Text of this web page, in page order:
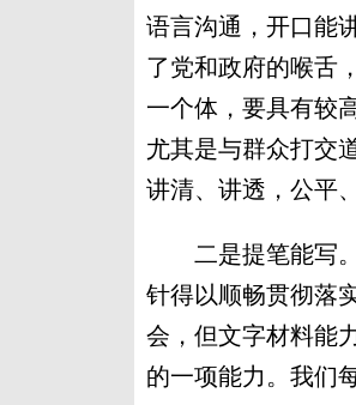
语言沟通，开口能
了党和政府的喉舌
一个体，要具有较
尤其是与群众打交
讲清、讲透，公平
二是提笔能写。“
针得以顺畅贯彻落
会，但文字材料能
的一项能力。我们